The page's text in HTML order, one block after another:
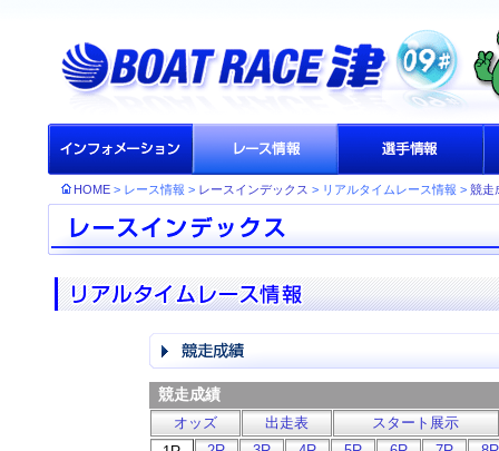
HOME > レース情報 > レースインデックス > リアルタイムレース情報 > 競走
競走成績
オッズ 出走表
スタート展示